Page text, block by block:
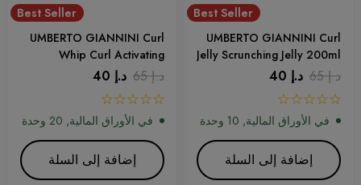
Best Seller
UMBERTO GIANNINI Curl
Jelly Scrunching Jelly 200ml
د.إ65 د.إ
في الأوراق المالية, 10 وحدة
إضافة إلى السلة
Best Seller
UMBERTO GIANNINI Curl
Whip Curl Activating
Mousse 200ml
د.إ65 د.إ
في الأوراق المالية, 20 وحدة
إضافة إلى السلة